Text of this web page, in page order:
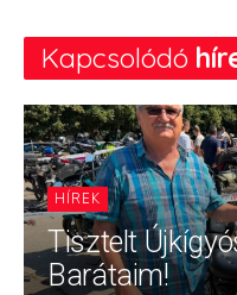
Kapcsolódó
HÍREK
Tisztelt
Barátaim!